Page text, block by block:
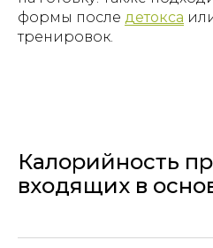
формы после детокса
тренировок.
Калорийность
входящих в
КУПИТЬ
ДЕКЛАРАЦИИ
ОПЛАТА И
+7 495 134 81 31
Политика конфидентциальности